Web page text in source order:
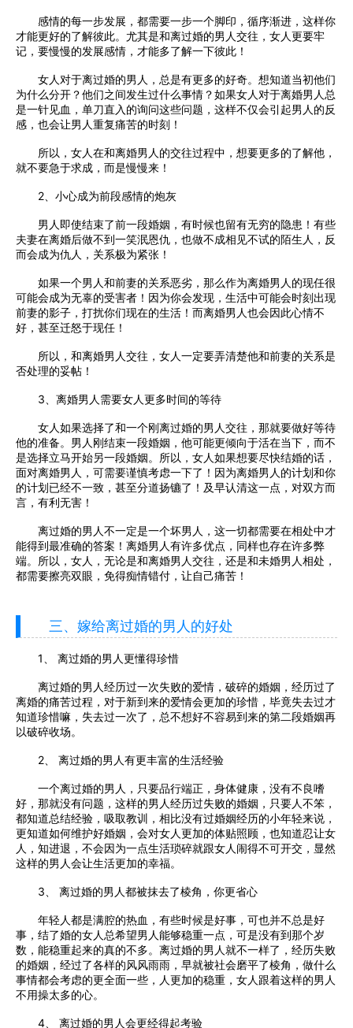
感情的每一步发展，都需要一步一个脚印，循序渐进，这样你
才能更好的了解彼此。尤其是和离过婚的男人交往，女人更要牢
记，要慢慢的发展感情，才能多了解一下彼此！
女人对于离过婚的男人，总是有更多的好奇。想知道当初他们
为什么分开？他们之间发生过什么事情？如果女人对于离婚男人总
是一针见血，单刀直入的询问这些问题，这样不仅会引起男人的反
感，也会让男人重复痛苦的时刻！
所以，女人在和离婚男人的交往过程中，想要更多的了解他，
就不要急于求成，而是慢慢来！
2、小心成为前段感情的炮灰
男人即使结束了前一段婚姻，有时候也留有无穷的隐患！有些
夫妻在离婚后做不到一笑泯恩仇，也做不成相见不试的陌生人，反
而会成为仇人，关系极为紧张！
如果一个男人和前妻的关系恶劣，那么作为离婚男人的现任很
可能会成为无辜的受害者！因为你会发现，生活中可能会时刻出现
前妻的影子，打扰你们现在的生活！而离婚男人也会因此心情不
好，甚至迁怒于现任！
所以，和离婚男人交往，女人一定要弄清楚他和前妻的关系是
否处理的妥帖！
3、离婚男人需要女人更多时间的等待
女人如果选择了和一个刚离过婚的男人交往，那就要做好等待
他的准备。男人刚结束一段婚姻，他可能更倾向于活在当下，而不
是选择立马开始另一段婚姻。所以，女人如果想要尽快结婚的话，
面对离婚男人，可需要谨慎考虑一下了！因为离婚男人的计划和你
的计划已经不一致，甚至分道扬镳了！及早认清这一点，对双方而
言，有利无害！
离过婚的男人不一定是一个坏男人，这一切都需要在相处中才
能得到最准确的答案！离婚男人有许多优点，同样也存在许多弊
端。所以，女人，无论是和离婚男人交往，还是和未婚男人相处，
都需要擦亮双眼，免得痴情错付，让自己痛苦！
三、嫁给离过婚的男人的好处
1、 离过婚的男人更懂得珍惜
离过婚的男人经历过一次失败的爱情，破碎的婚姻，经历过了
离婚的痛苦过程，对于新到来的爱情会更加的珍惜，毕竟失去过才
知道珍惜嘛，失去过一次了，总不想好不容易到来的第二段婚姻再
以破碎收场。
2、 离过婚的男人有更丰富的生活经验
一个离过婚的男人，只要品行端正，身体健康，没有不良嗜
好，那就没有问题，这样的男人经历过失败的婚姻，只要人不笨，
都知道总结经验，吸取教训，相比没有过婚姻经历的小年轻来说，
更知道如何维护好婚姻，会对女人更加的体贴照顾，也知道忍让女
人，知进退，不会因为一点生活琐碎就跟女人闹得不可开交，显然
这样的男人会让生活更加的幸福。
3、 离过婚的男人都被抹去了棱角，你更省心
年轻人都是满腔的热血，有些时候是好事，可也并不总是好
事，结了婚的女人总希望男人能够稳重一点，可是没有到那个岁
数，能稳重起来的真的不多。离过婚的男人就不一样了，经历失败
的婚姻，经过了各样的风风雨雨，早就被社会磨平了棱角，做什么
事情都会考虑的更全面一些，人更加的稳重，女人跟着这样的男人
不用操太多的心。
4、 离过婚的男人会更经得起考验